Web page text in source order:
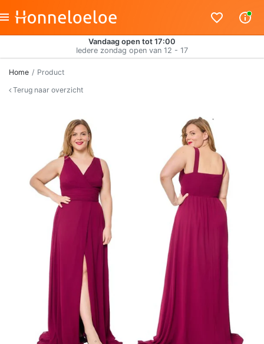
Vandaag open tot 17:00
Iedere zondag open van 12 - 17
Home
Product
Terug naar overzicht